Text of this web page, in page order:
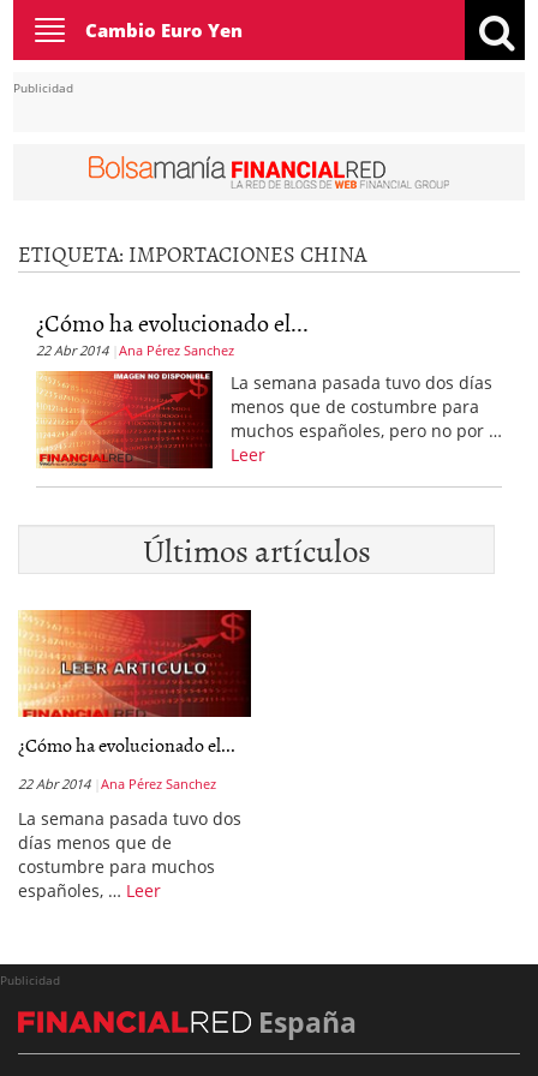
Toggle
navigation
Cambio Euro Yen
Publicidad
ETIQUETA: IMPORTACIONES CHINA
¿Cómo ha evolucionado el...
22 Abr 2014 Ana Pérez Sanchez
La semana pasada tuvo dos días
menos que de costumbre para
muchos españoles, pero no por …
Leer
Últimos artículos
¿Cómo ha evolucionado el...
22 Abr 2014 Ana Pérez Sanchez
La semana pasada tuvo dos
días menos que de
costumbre para muchos
españoles, … Leer
Publicidad
España